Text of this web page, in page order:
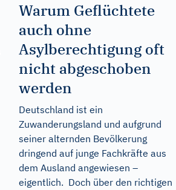
Warum Geflüchtete
auch ohne
Asylberechtigung oft
nicht abgeschoben
werden
Deutschland ist ein
Zuwanderungsland und aufgrund
seiner alternden Bevölkerung
dringend auf junge Fachkräfte aus
dem Ausland angewiesen –
eigentlich. Doch über den richtigen